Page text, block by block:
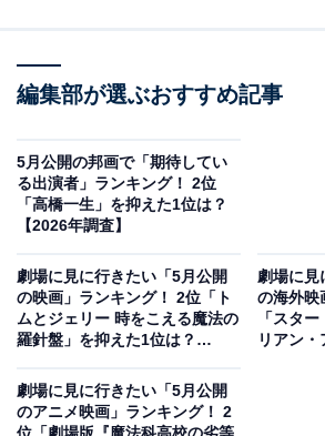
編集部が選ぶおすすめ記事
5月公開の邦画で「期待してい
る出演者」ランキング！ 2位
「高橋一生」を抑えた1位は？
【2026年調査】
劇場に見に行きたい「5月公開
の映画」ランキング！ 2位「ト
ムとジェリー 時をこえる魔法の
羅針盤」を抑えた1位は？
劇場に見
の海外映
「スタ
リアン
劇場に見に行きたい「5月公開
のアニメ映画」ランキング！ 2